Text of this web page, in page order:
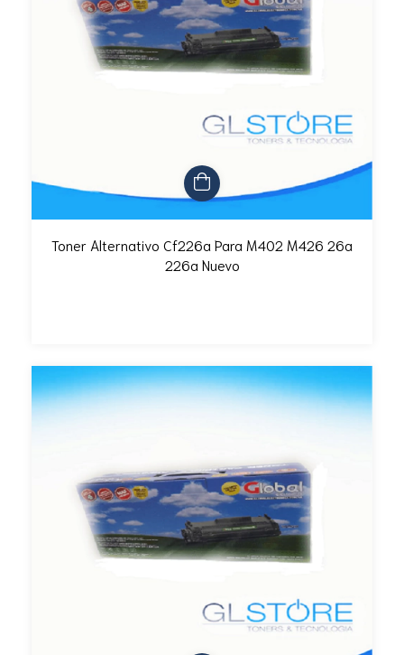
Toner Alternativo Cf226a Para M402 M426 26a
226a Nuevo